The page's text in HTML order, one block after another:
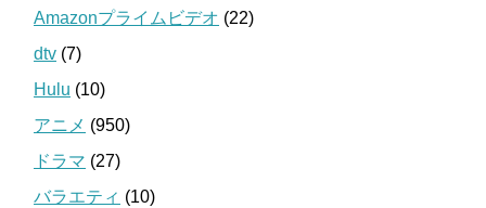
Amazonプライムビデオ (22)
dtv (7)
Hulu (10)
アニメ (950)
ドラマ (27)
バラエティ (10)